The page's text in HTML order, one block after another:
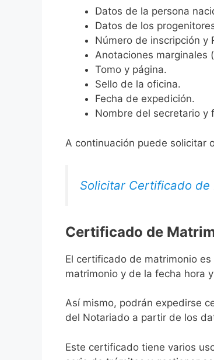
Datos de la persona
Datos de los
Número de inscripción y
Anotaciones marginales
Tomo y página.
Sello de la oficina.
Fecha de expedición.
Nombre del secretario y
A continuación puede solicitar
Solicitar Certificado de
Certificado de
El certificado de matrimonio
matrimonio y de la fecha hora
Así mismo, podrán expedirse
del Notariado a partir de los
Este certificado tiene varios